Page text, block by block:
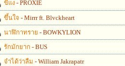
ขี้แง - PROXIE
ขึ้นใจ - Mirrr ft. Blvckheart
นาฬิกาทราย - BOWKYLION
รักมักยาก - BUS
จำได้ว่าลืม - William Jakrapatr